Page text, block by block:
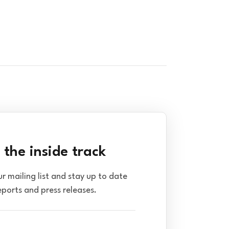
the inside track
mailing list and stay up to date
and press releases.